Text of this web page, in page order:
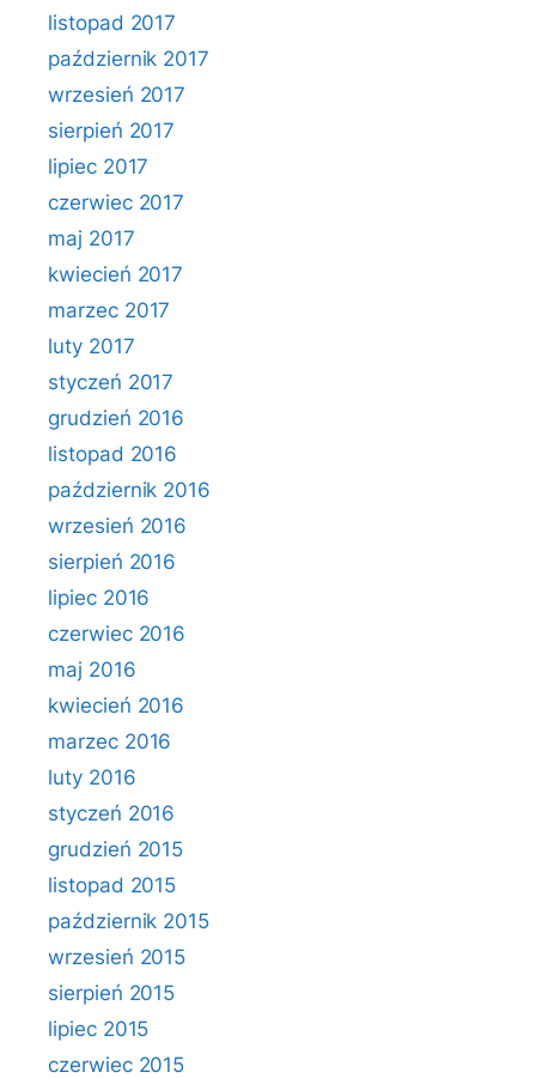
listopad 2017
październik 2017
wrzesień 2017
sierpień 2017
lipiec 2017
czerwiec 2017
maj 2017
kwiecień 2017
marzec 2017
luty 2017
styczeń 2017
grudzień 2016
listopad 2016
październik 2016
wrzesień 2016
sierpień 2016
lipiec 2016
czerwiec 2016
maj 2016
kwiecień 2016
marzec 2016
luty 2016
styczeń 2016
grudzień 2015
listopad 2015
październik 2015
wrzesień 2015
sierpień 2015
lipiec 2015
czerwiec 2015